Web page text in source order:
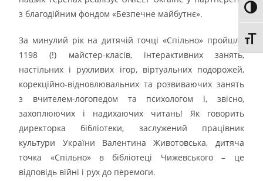
з благодійним фондом «Безпечне майбутнє».
За минулий рік на дитячій точці «Спільно» пройшло
1198 (!) майстер-класів, інтерактивних занять,
настільних і рухливих ігор, віртуальних подорожей,
корекційно-відновлювальних та розвиваючих занять
з вчителем-логопедом та психологом і, звісно,
захоплюючих і надихаючих читань! Як говорить
директорка бібліотеки, заслужений працівник
культури України Валентина Животовська, дитяча
точка «Спільно» в бібліотеці Чижевського – це
відповідь війні і рух до перемоги.